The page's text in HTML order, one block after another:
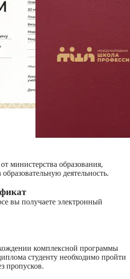
министерства образования,
деятельность.
вы получаете электронный
комплексной программы
студенту необходимо пройти
пропусков.